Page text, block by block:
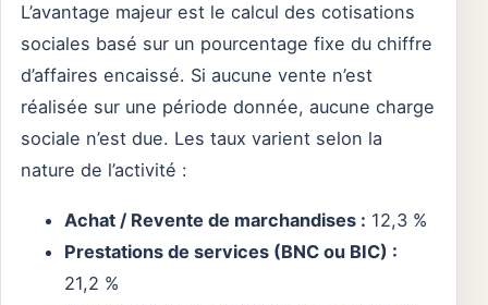
L’avantage majeur est le calcul des cotisations
sociales basé sur un pourcentage fixe du chiffre
d’affaires encaissé. Si aucune vente n’est
réalisée sur une période donnée, aucune charge
sociale n’est due. Les taux varient selon la
nature de l’activité :
Achat / Revente de marchandises : 12,3 %
Prestations de services (BNC ou BIC) :
21,2 %